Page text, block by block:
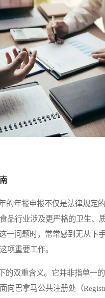
年报申报不仅是法律规定的
品行业涉及更严格的卫生、
一问题时，常常感到无从下
项重要工作。
双重含义。它并非指单一
向巴拿马公共注册处（